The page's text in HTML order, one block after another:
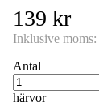
139 kr
Inklusive moms:
Antal
härvor